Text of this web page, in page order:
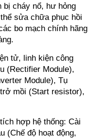
cháy nổ, hư hỏng
sửa chữa phục hồi
bo mạch chính hãng
tử, linh kiện công
(Rectifier Module),
Module), Tụ
mồi (Start resistor),
hợp hệ thống: Cài
(Chế độ hoạt động,